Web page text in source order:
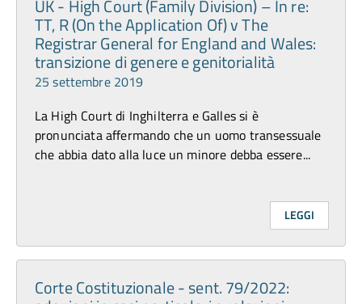
UK - High Court (Family Division) – In re:
TT, R (On the Application Of) v The
Registrar General for England and Wales:
transizione di genere e genitorialità
25 settembre 2019
La High Court di Inghilterra e Galles si è
pronunciata affermando che un uomo transessuale
che abbia dato alla luce un minore debba essere...
LEGGI
Corte Costituzionale - sent. 79/2022: